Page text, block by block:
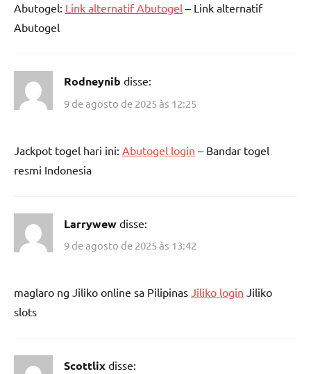
Abutogel: Link alternatif Abutogel – Link alternatif
Abutogel
Rodneynib disse:
9 de agosto de 2025 às 12:25
Jackpot togel hari ini: Abutogel login – Bandar togel
resmi Indonesia
Larrywew disse:
9 de agosto de 2025 às 13:42
maglaro ng Jiliko online sa Pilipinas Jiliko login Jiliko
slots
Scottlix disse: